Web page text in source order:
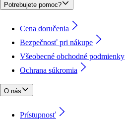
Potrebujete pomoc?
Cena doručenia
Bezpečnosť pri nákupe
Všeobecné obchodné podmienky
Ochrana súkromia
O nás
Prístupnosť